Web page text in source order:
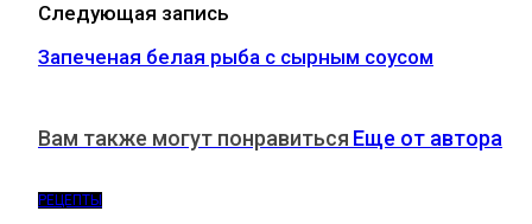
Следующая запись
Запеченая белая рыба с сырным соусом
Вам также могут понравиться Еще от автора
РЕЦЕПТЫ